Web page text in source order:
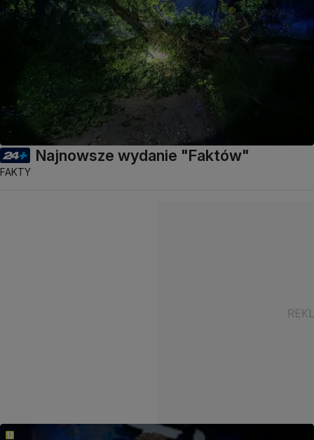
Najnowsze wydanie "Faktów"
FAKTY